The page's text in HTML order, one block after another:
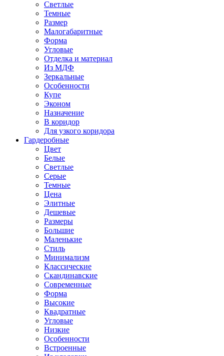
Светлые
Темные
Размер
Малогабаритные
Форма
Угловые
Отделка и материал
Из МДФ
Зеркальные
Особенности
Купе
Эконом
Назначение
В коридор
Для узкого коридора
Гардеробные
Цвет
Белые
Светлые
Серые
Темные
Цена
Элитные
Дешевые
Размеры
Большие
Маленькие
Стиль
Минимализм
Классические
Скандинавские
Современные
Форма
Высокие
Квадратные
Угловые
Низкие
Особенности
Встроенные